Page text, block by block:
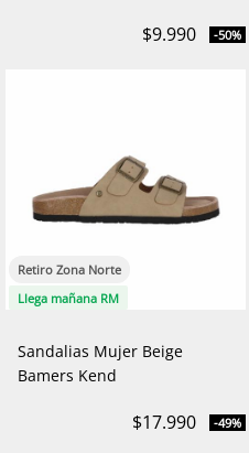
$9.990 -50%
Retiro Zona Norte
Llega mañana RM
Sandalias Mujer Beige
Bamers Kend
$17.990 -49%